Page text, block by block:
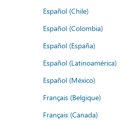
Español (Chile)
Español (Colombia)
Español (España)
Español (Latinoamérica)
Español (México)
Français (Belgique)
Français (Canada)